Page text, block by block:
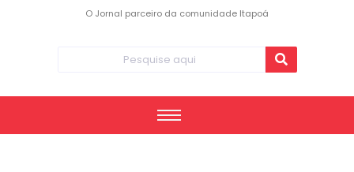
O Jornal parceiro da comunidade Itapoá